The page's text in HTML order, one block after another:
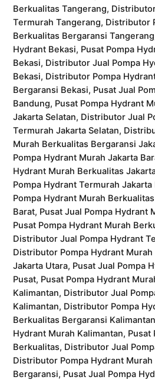
Berkualitas Tangerang,
Termurah Tangerang, Distributor
Berkualitas Bergaransi
Hydrant Bekasi, Pusat Pompa
Bekasi, Distributor Jual Pompa
Bekasi, Distributor Pompa
Bergaransi Bekasi, Pusat Jual
Bandung, Pusat Pompa Hydrant
Jakarta Selatan, Distributor Jual
Termurah Jakarta Selatan,
Murah Berkualitas Bergaransi
Pompa Hydrant Murah Jakarta
Hydrant Murah Berkualitas
Pompa Hydrant Termurah
Pompa Hydrant Murah
Barat, Pusat Jual Pompa Hydrant
Pusat Pompa Hydrant Murah
Distributor Jual Pompa Hydrant
Distributor Pompa Hydrant
Jakarta Utara, Pusat Jual Pompa
Pusat, Pusat Pompa Hydrant
Kalimantan, Distributor Jual
Kalimantan, Distributor Pompa
Berkualitas Bergaransi
Hydrant Murah Kalimantan, Pusat
Berkualitas, Distributor Jual
Distributor Pompa Hydrant
Bergaransi, Pusat Jual Pompa